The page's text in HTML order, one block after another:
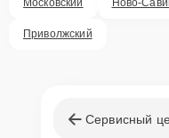
Внимание! Устройство
клиентом. Стоимость
мастера
Приволжский
Сервисный